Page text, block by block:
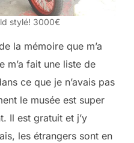
stylé! 3000€
la mémoire que m’a
m’a fait une liste de
ce que je n’avais pas
le musée est super
Il est gratuit et j’y
les étrangers sont en